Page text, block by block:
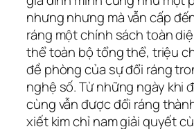
nhưng nhưng mà vẫn cấp
ráng một chính sách toàn
thể toàn bộ tổng thể, triệu
đề phòng của sự đổi ráng
nghệ số. Từ những ngày khi
cùng vẫn được đổi ráng
xiết kim chỉ nam giải quyết